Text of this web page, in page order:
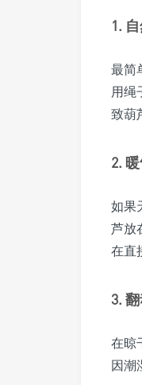
1.
最简
用绳
致葫
2.
如果
芦放
在直
3.
在晾
因潮